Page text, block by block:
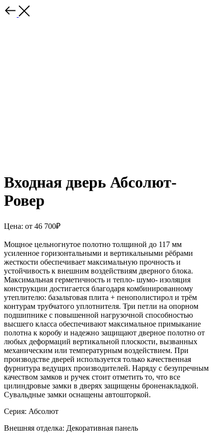
Входная дверь Абсолют-
Ровер
Цена: от 46 700₽
Мощное цельногнутое полотно толщиной до 117 мм
усиленное горизонтальными и вертикальными рёбрами
жесткости обеспечивает максимальную прочность и
устойчивость к внешним воздействиям дверного блока.
Максимальная герметичность и тепло- шумо- изоляция
конструкции достигается благодаря комбинированному
утеплителю: базальтовая плита + пенополистирол и трём
контурам трубчатого уплотнителя. Три петли на опорном
подшипнике с повышенной нагрузочной способностью
высшего класса обеспечивают максимальное примыкание
полотна к коробу и надежно защищают дверное полотно от
любых деформаций вертикальной плоскости, вызванных
механическим или температурным воздействием. При
производстве дверей используется только качественная
фурнитура ведущих производителей. Наряду с безупречным
качеством замков и ручек стоит отметить то, что все
цилиндровые замки в дверях защищены броненакладкой.
Сувальдные замки оснащены автошторкой.
Серия: Абсолют
Внешняя отделка: Декоративная панель